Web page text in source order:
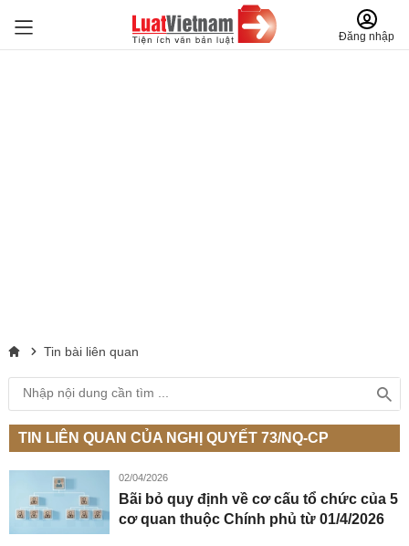
Đăng nhập
Tin bài liên quan
TIN LIÊN QUAN CỦA NGHỊ QUYẾT 73/NQ-CP
02/04/2026
Bãi bỏ quy định về cơ cấu tổ chức của 5
cơ quan thuộc Chính phủ từ 01/4/2026